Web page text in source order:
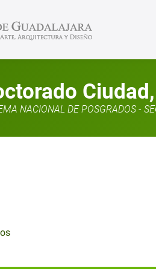
NACIONAL DE POSGRADOS -